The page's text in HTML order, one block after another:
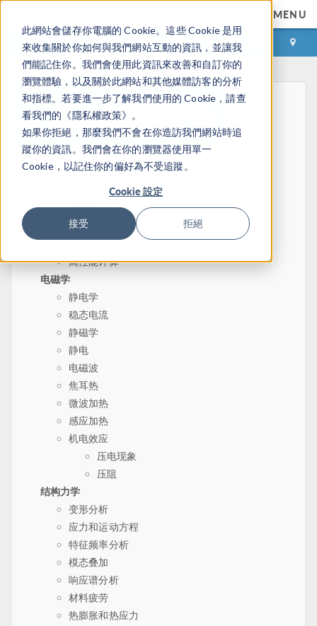
此網站會儲存你電腦的 Cookie。這些 Cookie 是用
來收集關於你如何與我們網站互動的資訊，並讓我
們能記住你。我們會使用此資訊來改善和自訂你的
瀏覽體驗，以及關於此網站和其他媒體訪客的分析
和指標。若要進一步了解我們使用的 Cookie，請查
看我們的《隱私權政策》。
如果你拒絕，那麼我們不會在你造訪我們網站時追
蹤你的資訊。我們會在你的瀏覽器使用單一
Cookie，以記住你的偏好為不受追蹤。
Cookie 設定
接受 拒絕
MENU
登录 咨询与购买
主页
物理定律、偏微分方程和数值建模
有限元法
有限元分析软件
网格划分和细化
高性能计算
电磁学
静电学
稳态电流
静磁学
静电
电磁波
焦耳热
微波加热
感应加热
机电效应
压电现象
压阻
结构力学
变形分析
应力和运动方程
特征频率分析
模态叠加
响应谱分析
材料疲劳
热膨胀和热应力